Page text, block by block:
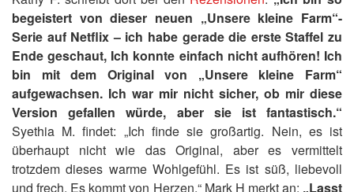
begeistert von dieser neuen „Unsere kleine Farm“-
Serie auf Netflix – ich habe gerade die erste Staffel zu
Ende geschaut, Ich konnte einfach nicht aufhören! Ich
bin mit dem Original von „Unsere kleine Farm“
aufgewachsen. Ich war mir nicht sicher, ob mir diese
Version gefallen würde, aber sie ist fantastisch.“
Syethia M. findet: „Ich finde sie großartig. Nein, es ist
überhaupt nicht wie das Original, aber es vermittelt
trotzdem dieses warme Wohlgefühl. Es ist süß, liebevoll
und frech. Es kommt von Herzen.“ Mark H merkt an: „Lasst